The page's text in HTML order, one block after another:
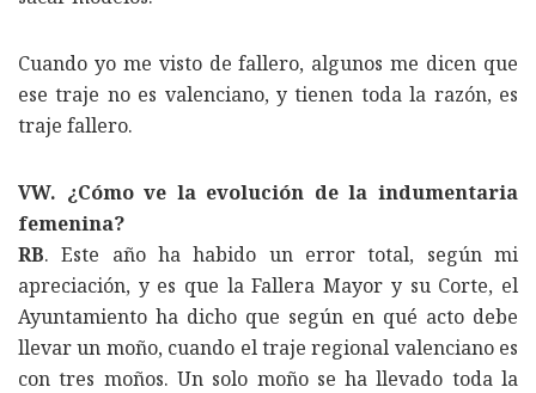
Cuando yo me visto de fallero, algunos me dicen que
ese traje no es valenciano, y tienen toda la razón, es
traje fallero.
VW. ¿Cómo ve la evolución de la indumentaria
femenina?
RB. Este año ha habido un error total, según mi
apreciación, y es que la Fallera Mayor y su Corte, el
Ayuntamiento ha dicho que según en qué acto debe
llevar un moño, cuando el traje regional valenciano es
con tres moños. Un solo moño se ha llevado toda la